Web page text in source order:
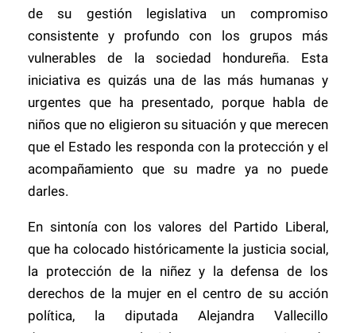
de su gestión legislativa un compromiso
consistente y profundo con los grupos más
vulnerables de la sociedad hondureña. Esta
iniciativa es quizás una de las más humanas y
urgentes que ha presentado, porque habla de
niños que no eligieron su situación y que merecen
que el Estado les responda con la protección y el
acompañamiento que su madre ya no puede
darles.
En sintonía con los valores del Partido Liberal,
que ha colocado históricamente la justicia social,
la protección de la niñez y la defensa de los
derechos de la mujer en el centro de su acción
política, la diputada Alejandra Vallecillo